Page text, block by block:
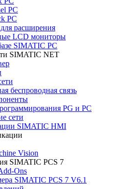
PС
PC
расширения
LCD мониторы
SIMATIC PC
SIMATIC NET
беспроводная связь
PG и PC
сети
SIMATIC HMI
Vision
SIMATIC PCS 7
Ons
SIMATIC PCS 7 V6.1